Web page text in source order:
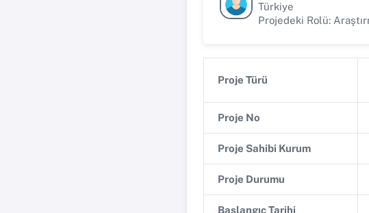
Türkiye
Projedeki Rolü:
Proje Türü
Proje No
Proje Sahibi Kurum
Proje Durumu
Başlangıç Tarihi